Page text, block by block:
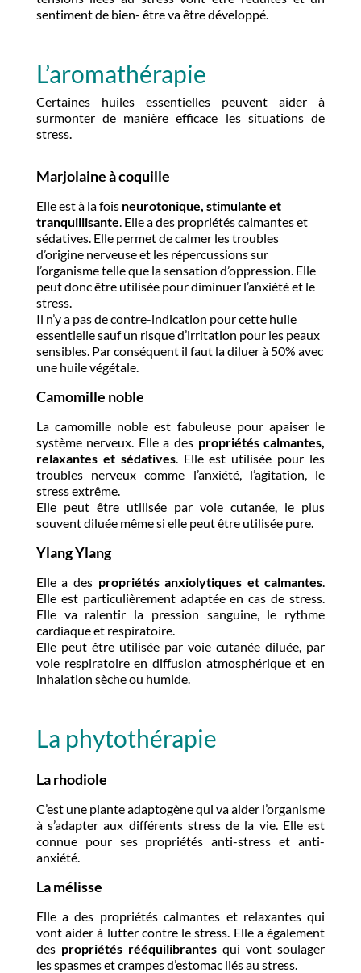
sentiment de bien- être va être développé.
L’aromathérapie
Certaines huiles essentielles peuvent aider à
surmonter de manière efficace les situations de
stress.
Marjolaine à coquille
Elle est à la fois neurotonique, stimulante et
tranquillisante. Elle a des propriétés calmantes et
sédatives. Elle permet de calmer les troubles
d’origine nerveuse et les répercussions sur
l’organisme telle que la sensation d’oppression. Elle
peut donc être utilisée pour diminuer l’anxiété et le
stress.
Il n’y a pas de contre-indication pour cette huile
essentielle sauf un risque d’irritation pour les peaux
sensibles. Par conséquent il faut la diluer à 50% avec
une huile végétale.
Camomille noble
La camomille noble est fabuleuse pour apaiser le
système nerveux. Elle a des propriétés calmantes,
relaxantes et sédatives. Elle est utilisée pour les
troubles nerveux comme l’anxiété, l’agitation, le
stress extrême.
Elle peut être utilisée par voie cutanée, le plus
souvent diluée même si elle peut être utilisée pure.
Ylang Ylang
Elle a des propriétés anxiolytiques et calmantes.
Elle est particulièrement adaptée en cas de stress.
Elle va ralentir la pression sanguine, le rythme
cardiaque et respiratoire.
Elle peut être utilisée par voie cutanée diluée, par
voie respiratoire en diffusion atmosphérique et en
inhalation sèche ou humide.
La phytothérapie
La rhodiole
C’est une plante adaptogène qui va aider l’organisme
à s’adapter aux différents stress de la vie. Elle est
connue pour ses propriétés anti-stress et anti-
anxiété.
La mélisse
Elle a des propriétés calmantes et relaxantes qui
vont aider à lutter contre le stress. Elle a également
des propriétés rééquilibrantesqui vont soulager
les spasmes et crampes d’estomac liés au stress.